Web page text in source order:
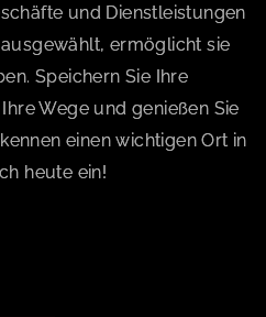
und Dienstleistungen
ermöglicht sie
Speichern Sie Ihre
Wege und genießen Sie
einen wichtigen Ort in
heute ein!